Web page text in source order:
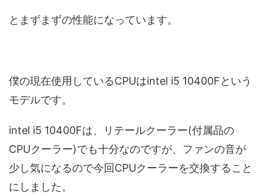
とまずまずの性能になっています。
僕の現在使用しているCPUはintel i5 10400Fという
モデルです。
intel i5 10400Fは、リテールクーラー(付属品の
CPUクーラー)でも十分なのですが、ファンの音が
少し気になるので今回CPUクーラーを交換すること
にしました。